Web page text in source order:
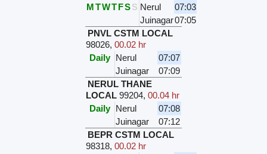
MTWTFSS Nerul
07:03
Juinagar07:05
PNVL CSTM LOCAL
98026,00.02 hr
Daily Nerul
07:07
Juinagar
07:09
NERUL THANE
LOCAL 99204,00.04 hr
Daily Nerul
07:08
Juinagar
07:12
BEPR CSTM LOCAL
98318,00.02 hr